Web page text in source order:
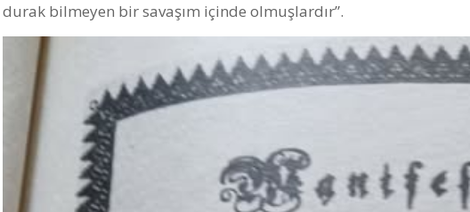
durak bilmeyen bir savaşım içinde olmuşlardır”.